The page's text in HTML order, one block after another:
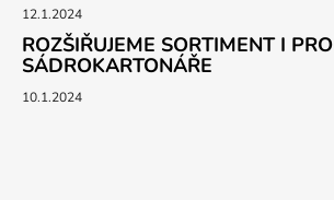
12.1.2024
ROZŠIŘUJEME SORTIMENT I PRO
SÁDROKARTONÁŘE
10.1.2024